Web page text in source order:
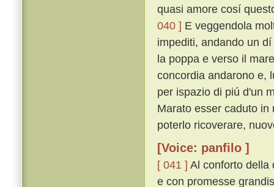
quasi amore cosí
040 ] E veggendola
impediti, andando un
la poppa e verso il
concordia andarono e,
per ispazio di piú d'un
Marato esser caduto
poterlo ricoverare,
[Voice: panfilo ]
[ 041 ] Al conforto della
e con promesse